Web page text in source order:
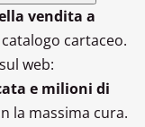
vendita a
cartaceo.
web:
e milioni di
la massima cura.